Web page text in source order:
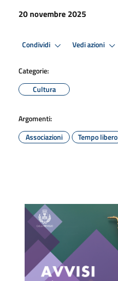
20 novembre 2025
Condividi Vedi azioni
Categorie:
Cultura
Argomenti:
Associazioni
Tempo libero